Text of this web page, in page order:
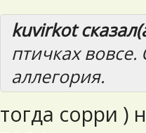
kuvirkot
птичках
аллегория.
тогда сорри )